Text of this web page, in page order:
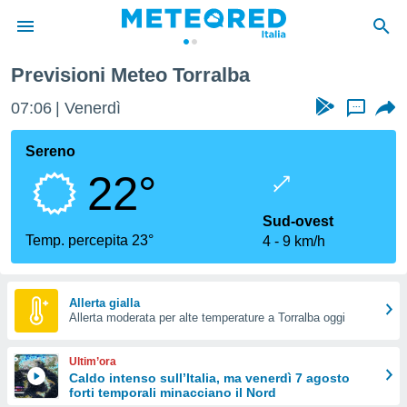
di
per
le
di
Web
le
Previsioni Meteo Torralba
07:06 Venerdì ...
Sereno
22°
Temp. percepita 23°
Sud-ovest
4
9 km/h
Allerta gialla
Allerta moderata per alte temperature a Torralba oggi
Ultim’ora
Caldo intenso sull’Italia, ma venerdì 7 agosto
forti temporali minacciano il Nord